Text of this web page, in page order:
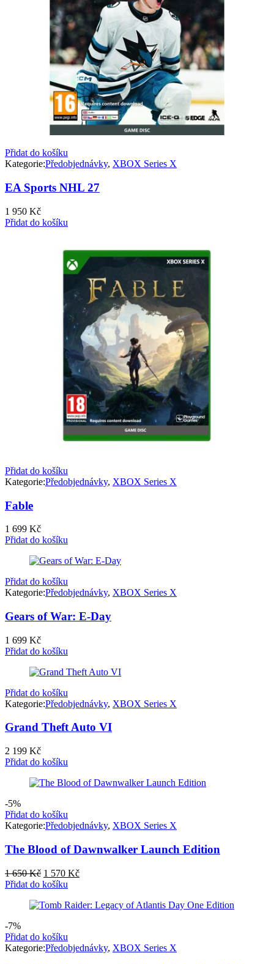
Přidat do košíku
Kategorie:Předobjednávky, XBOX Series X
EA Sports NHL 27
1 950 Kč
Přidat do košíku
Přidat do košíku
Kategorie:Předobjednávky, XBOX Series X
Fable
1 699 Kč
Přidat do košíku
Přidat do košíku
Kategorie:Předobjednávky, XBOX Series X
Gears of War: E-Day
1 699 Kč
Přidat do košíku
Přidat do košíku
Kategorie:Předobjednávky, XBOX Series X
Grand Theft Auto VI
2 199 Kč
Přidat do košíku
-5%
Přidat do košíku
Kategorie:Předobjednávky, XBOX Series X
The Blood of Dawnwalker​ Launch Edition
1 650Kč Původní
cena
1
1 570 KčAktuální
1
Přidat do košíku
-7%
Přidat do košíku
Kategorie:Předobjednávky, XBOX Series X